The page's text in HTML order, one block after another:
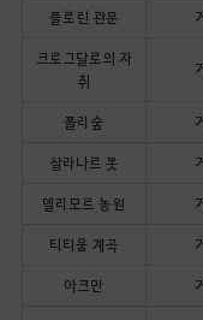
플로린 관문
크로그달로의 자
취
폴리숲
살라나르 못
델리모르 농원
티티움 계곡
아크만